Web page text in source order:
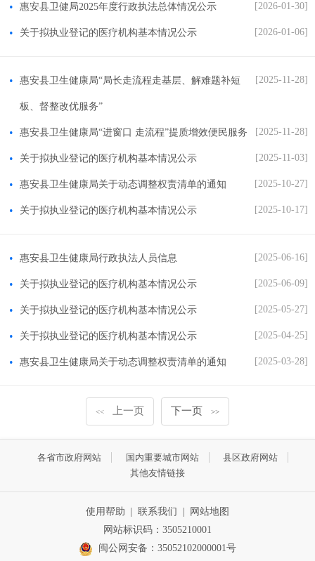
[2026-01-30]
惠安县卫健局2025年度行政执法总体情况公示
[2026-01-06]
关于拟执业登记的医疗机构基本情况公示
[2025-11-28]
惠安县卫生健康局“局长走流程走基层、解难题补短
板、督整改优服务”
[2025-11-28]
惠安县卫生健康局“进窗口 走流程”提质增效便民服务
[2025-11-03]
关于拟执业登记的医疗机构基本情况公示
[2025-10-27]
惠安县卫生健康局关于动态调整权责清单的通知
[2025-10-17]
关于拟执业登记的医疗机构基本情况公示
[2025-06-16]
惠安县卫生健康局行政执法人员信息
[2025-06-09]
关于拟执业登记的医疗机构基本情况公示
[2025-05-27]
关于拟执业登记的医疗机构基本情况公示
[2025-04-25]
关于拟执业登记的医疗机构基本情况公示
[2025-03-28]
惠安县卫生健康局关于动态调整权责清单的通知
<< 上一页 下一页 >>
各省市政府网站 国内重要城市网站
县区政府网站
其他友情链接
使用帮助 联系我们
网站地图
网站标识码：3505210001
闽公网安备：35052102000001号